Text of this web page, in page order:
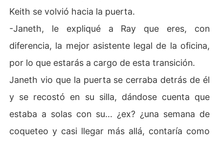
Keith se volvió hacia la puerta.
-Janeth, le expliqué a Ray que eres, con
diferencia, la mejor asistente legal de la oficina,
por lo que estarás a cargo de esta transición.
Janeth vio que la puerta se cerraba detrás de él
y se recostó en su silla, dándose cuenta que
estaba a solas con su... ¿ex? ¿una semana de
coqueteo y casi llegar más allá, contaría como